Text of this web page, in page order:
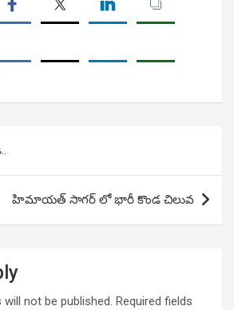
హిమాయత్ సాగర్ లో భారీ కొండ చిలువ
not be published. Required fields